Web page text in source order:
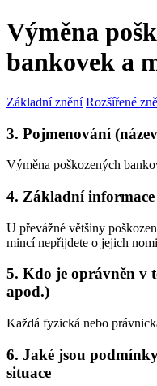
Výměna
bankovek a
Základní znění Rozšířené
3. Pojmenování
Výměna poškozených
4. Základní
U převážné většiny
mincí nepřijdete o jejich
5. Kdo je oprávněn v
apod.)
Každá fyzická nebo
6. Jaké jsou
situace